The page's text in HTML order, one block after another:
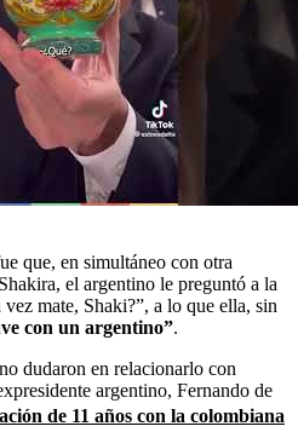
que, en simultáneo con otra
el argentino le preguntó a la
mate, Shaki?”, a lo que ella, sin
con un argentino”.
dudaron en relacionarlo con
argentino, Fernando de
de 11 años con la colombiana